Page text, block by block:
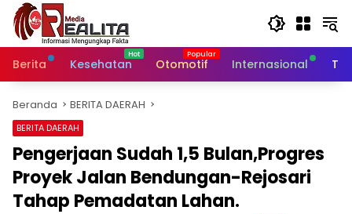
Langsung
konten
Berita
Kesehatan Otomotif Internasional
Beranda BERITA DAERAH
BERITA DAERAH
Pengerjaan Sudah 1,5 Bulan,Progres
Proyek Jalan Bendungan-Rejosari
Tahap Pemadatan Lahan.